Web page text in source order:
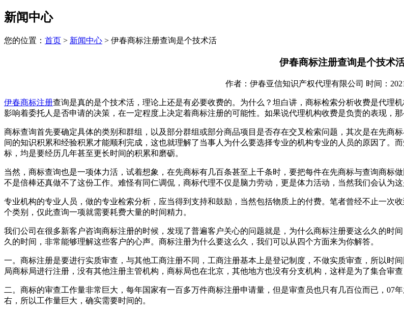
新闻中心
您的位置： 首页 > 新闻中心 > 伊春商标注册查询是个技术活
伊春商标注册查询是个技术
作者：伊春亚信知识产权代理有限公司 时间：
伊春商标注册查询是真的是个技术活，理论上还是有必要收费的。为什么？坦白讲，商标检索分析收费是代理
影响着委托人是否申请的决策，在一定程度上决定着商标注册的可能性。如果说代理机构收费是负责的表现，那
商标查询首先要确定具体的类别和群组，以及部分群组或部分商品项目是否存在交叉检索问题，其次是在先商
间的知识积累和经验积累才能顺利完成，这也就理解了当事人为什么要选择专业的机构专业的人员的原因了。
标，均是要经历几年甚至更长时间的积累和磨砺。
当然，商标查询也是一项体力活，试着想象，在先商标有几百条甚至上千条时，要把每件在先商标与查询商标
不是倍棒还真做不了这份工作。难怪有同仁调侃，商标代理不仅是脑力劳动，更是体力活动，当然我们会认为
专业机构的专业人员，做的专业检索分析，应当得到支持和鼓励，当然包括物质上的付费。笔者曾经不止一次
个类别，仅此查询一项就需要耗费大量的时间精力。
我们公司在很多新客户咨询商标注册的时候，发现了普遍客户关心的问题就是，为什么商标注册要这么久的时
久的时间，非常能够理解这些客户的心声。商标注册为什么要这么久，我们可以从四个方面来为你解答。
一。商标注册是要进行实质审查，与其他工商注册不同，工商注册基本上是登记制度，不做实质审查，所以时
局商标局进行注册，没有其他注册主管机构，商标局也在北京，其他地方也没有分支机构，这样是为了集合审
二。商标的审查工作量非常巨大，每年国家有一百多万件商标注册申请量，但是审查员也只有几百位而已，07
右，所以工作量巨大，确实需要时间的。